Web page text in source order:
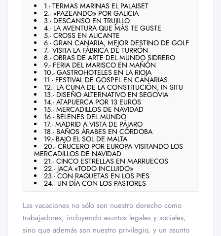
1.- TERMAS MARINAS EL PALAISET
2.- «PAZEANDO» POR GALICIA
3.- DESCANSO EN TRUJILLO
4.- LA AVENTURA QUE MÁS TE GUSTE
5.- CROSS EN ALICANTE
6.- GRAN CANARIA, MEJOR DESTINO DE GOLF
7.- VISITA LA FÁBRICA DE TURRÓN
8.- OBRAS DE ARTE DEL MUNDO SIDRERO
9.- FERIA DEL MARISCO EN MAÑÓN
10.- GASTROHOTELES EN LA RIOJA
11.- FESTIVAL DE GOSPEL EN CANARIAS
12.- LA CUNA DE LA CONSTITUCIÓN, IN SITU
13.- DISEÑO ALTERNATIVO EN SEGOVIA
14.- ATAPUERCA POR 13 EUROS
15.- MERCADILLOS DE NAVIDAD
16.- BELENES DEL MUNDO
17.- MADRID A VISTA DE PÁJARO
18.- BAÑOS ÁRABES EN CÓRDOBA
19.- BAJO EL SOL DE MALTA
20.- CRUCERO POR EUROPA VISITANDO LOS
MERCADILLOS DE NAVIDAD
21.- CINCO ESTRELLAS EN MARRUECOS
22.- JACA «TODO INCLUIDO»
23.- CON RAQUETAS EN LOS PIES
24.- UN DÍA CON LOS PASTORES
Las vacaciones no sólo son nuestro derecho como
trabajadores, incluyendo asuntos legales y sociales,
sino que además son nuestro privilegio, y un asunto